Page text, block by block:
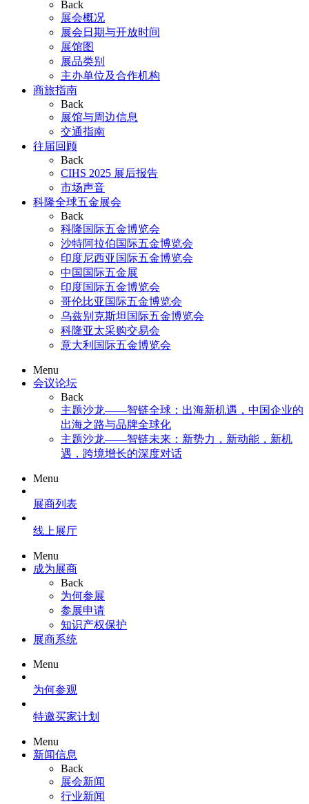
Back
展会概况
展会日期与开放时间
展馆图
展品类别
主办单位及合作机构
商旅指南
Back
展馆与周边信息
交通指南
往届回顾
Back
CIHS 2025 展后报告
市场声音
科隆全球五金展会
Back
科隆国际五金博览会
沙特阿拉伯国际五金博览会
印度尼西亚国际五金博览会
中国国际五金展
印度国际五金博览会
哥伦比亚国际五金博览会
乌兹别克斯坦国际五金博览会
科隆亚太采购交易会
意大利国际五金博览会
Menu
会议论坛
Back
主题沙龙——智链全球：出海新机遇，中国企业的
出海之路与品牌全球化
主题沙龙——智链未来：新势力，新动能，新机
遇，跨境增长的深度对话
Menu
展商列表
线上展厅
Menu
成为展商
Back
为何参展
参展申请
知识产权保护
展商系统
Menu
为何参观
特邀买家计划
Menu
新闻信息
Back
展会新闻
行业新闻